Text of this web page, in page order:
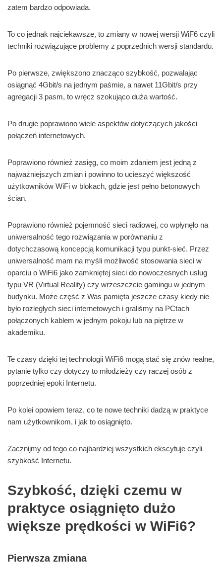
zatem bardzo odpowiada.
To co jednak najciekawsze, to zmiany w nowej wersji WiF6 czyli
techniki rozwiązujące problemy z poprzednich wersji standardu.
Po pierwsze, zwiększono znacząco szybkość, pozwalając
osiągnąć 4Gbit/s na jednym paśmie, a nawet 11Gbit/s przy
agregacji 3 pasm, to wręcz szokująco duża wartość.
Po drugie poprawiono wiele aspektów dotyczących jakości
połączeń internetowych.
Poprawiono również zasięg, co moim zdaniem jest jedną z
najważniejszych zmian i powinno to ucieszyć większość
użytkowników WiFi w blokach, gdzie jest pełno betonowych
ścian.
Poprawiono również pojemność sieci radiowej, co wpłynęło na
uniwersalność tego rozwiązania w porównaniu z
dotychczasową koncepcją komunikacji typu punkt-sieć. Przez
uniwersalność mam na myśli możliwość stosowania sieci w
oparciu o WiFi6 jako zamkniętej sieci do nowoczesnych usług
typu VR (Virtual Reality) czy wrzeszczcie gamingu w jednym
budynku. Może część z Was pamięta jeszcze czasy kiedy nie
było rozległych sieci internetowych i graliśmy na PCtach
połączonych kablem w jednym pokoju lub na piętrze w
akademiku.
Te czasy dzięki tej technologii WiFi6 mogą stać się znów realne,
pytanie tylko czy dotyczy to młodzieży czy raczej osób z
poprzedniej epoki Internetu.
Po kolei opowiem teraz, co te nowe techniki dadzą w praktyce
nam użytkownikom, i jak to osiągnięto.
Zacznijmy od tego co najbardziej wszystkich ekscytuje czyli
szybkość Internetu.
Szybkość, dzięki czemu w
praktyce osiągnięto dużo
większe prędkości w WiFi6?
Pierwsza zmiana